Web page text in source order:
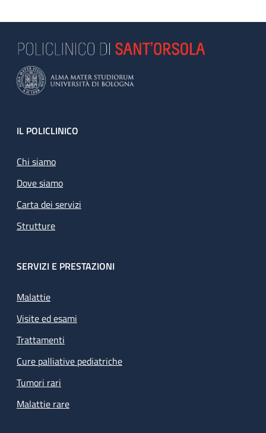
Footer
IL POLICLINICO
Chi siamo
Dove siamo
Carta dei servizi
Strutture
SERVIZI E PRESTAZIONI
Malattie
Visite ed esami
Trattamenti
Cure palliative pediatriche
Tumori rari
Malattie rare